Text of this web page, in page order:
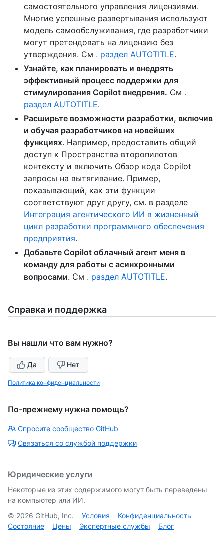
самостоятельного управления лицензиями.
Многие успешные развертывания используют
модель самообслуживания, где разработчики
могут претендовать на лицензию без
утверждения. См . раздел AUTOTITLE.
Узнайте, как планировать и внедрять
эффективный процесс поддержки для
стимулирования Copilot внедрения. См .
раздел AUTOTITLE.
Расширьте возможности разработки, включив
и обучая разработчиков на новейших
функциях. Например, предоставить общий
доступ к Пространства второпилотов
контексту и включить Обзор кода Copilot
запросы на вытягивание. Пример,
показывающий, как эти функции
соответствуют друг другу, см. в разделе
Интеграция агентического ИИ в жизненный
цикл разработки программного обеспечения
предприятия.
Добавьте Copilot облачный агент меня в
команду для работы с асинхронными
вопросами. См . раздел AUTOTITLE.
Справка и поддержка
Вы нашли что вам нужно?
Да Нет
Политика конфиденциальности
По-прежнему нужна помощь?
Спросите сообщество GitHub
Связаться со службой поддержки
Юридические услуги
Некоторые из этих содержимого могут быть переведены
на компьютер или ИИ.
© 2026 GitHub, Inc. Условия
Конфиденциальность
Состояние
Цены Экспертные службы Блог